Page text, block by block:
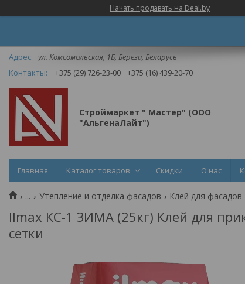
Начать продавать на Deal.by
ул. Комсомольская, 1Б, Береза, Беларусь
+375 (29) 726-23-00
+375 (16) 439-20-70
Строймаркет " Мастер" (ООО
"АльгенаЛайт")
Главная Каталог товаров Скидки О нас
... Утепление и отделка фасадов Клей для фасадов
Ilmax КС-1 ЗИМА (25кг) Клей для
сетки